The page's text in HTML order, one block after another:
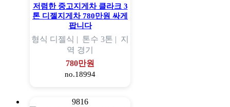
저렴한 중고지게차 클라크 3
톤 디젤지게차 780만원 싸게
팝니다
형식 디젤식 | 톤수 3톤 | 지
역 경기
780만원
no.18994
9816